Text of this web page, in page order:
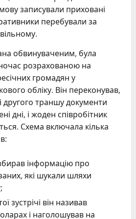
записували приховані
перебували за
обвинуваченим, була
розрахованою на
громадян у
обліку. Він переконував,
другого траншу документи
дні, і жоден співробітник
Схема включала кілька
інформацію про
які шукали шляхи
зустрічі він називав
і наголошував на